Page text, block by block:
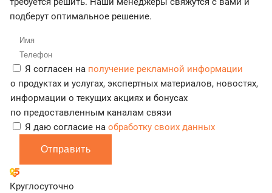
подберут оптимальное решение.
Я согласен на получение рекламной информации
о продуктах и услугах, экспертных материалов, новостях,
информации о текущих акциях и бонусах
по предоставленным каналам связи
Я даю согласие на обработку своих данных
Отправить
Круглосуточно